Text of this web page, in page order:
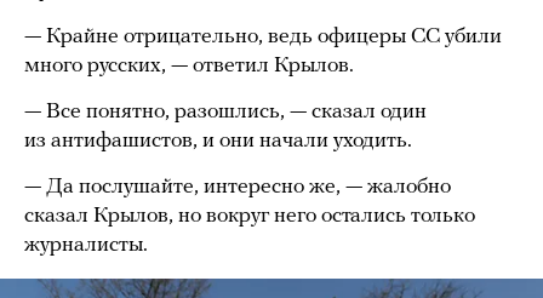
— Крайне отрицательно, ведь офицеры СС убили
много русских, — ответил Крылов.
— Все понятно, разошлись, — сказал один
из антифашистов, и они начали уходить.
— Да послушайте, интересно же, — жалобно
сказал Крылов, но вокруг него остались только
журналисты.